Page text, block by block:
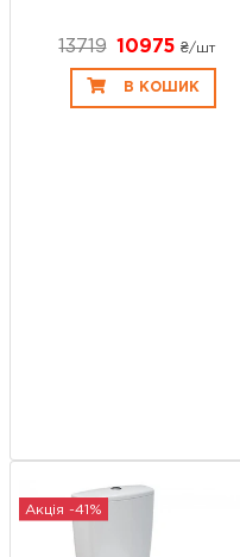
13719 10975₴/шт
В КОШИК
Акція -41%